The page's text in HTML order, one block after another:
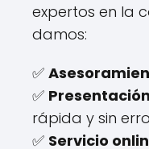
expertos en la
damos:
✅
✅
rápida y sin
✅ Servicio